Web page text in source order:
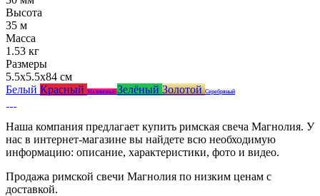
Высота
35 м
Масса
1.53 кг
Размеры
5.5x5.5x84 см
Белый Красный Малиновый Зелёный ЗолотойСеребряный
Наша компания предлагает купить римская свеча Магнолия. У
нас в интернет-магазине вы найдете всю необходимую
информацию: описание, характеристики, фото и видео.
Продажа римской свечи Магнолия по низким ценам с
доставкой.